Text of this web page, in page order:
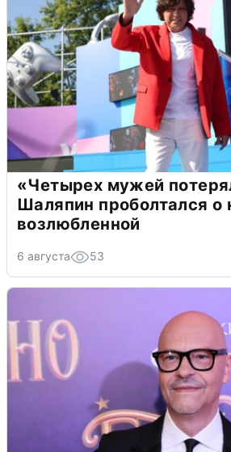
«Четырех мужей
Шаляпин проболтался о
возлюбленной
6 августа 53